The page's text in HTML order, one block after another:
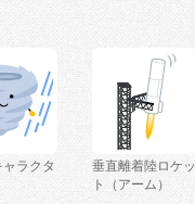
ラクタ
垂直離着陸ロケッ
ト（アーム）